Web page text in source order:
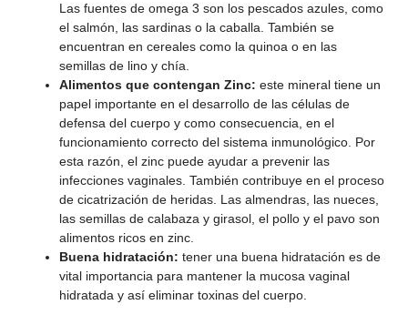
Las fuentes de omega 3 son los pescados azules, como
el salmón, las sardinas o la caballa. También se
encuentran en cereales como la quinoa o en las
semillas de lino y chía.
Alimentos que contengan Zinc: este mineral tiene un
papel importante en el desarrollo de las células de
defensa del cuerpo y como consecuencia, en el
funcionamiento correcto del sistema inmunológico. Por
esta razón, el zinc puede ayudar a prevenir las
infecciones vaginales. También contribuye en el proceso
de cicatrización de heridas. Las almendras, las nueces,
las semillas de calabaza y girasol, el pollo y el pavo son
alimentos ricos en zinc.
Buena hidratación: tener una buena hidratación es de
vital importancia para mantener la mucosa vaginal
hidratada y así eliminar toxinas del cuerpo.